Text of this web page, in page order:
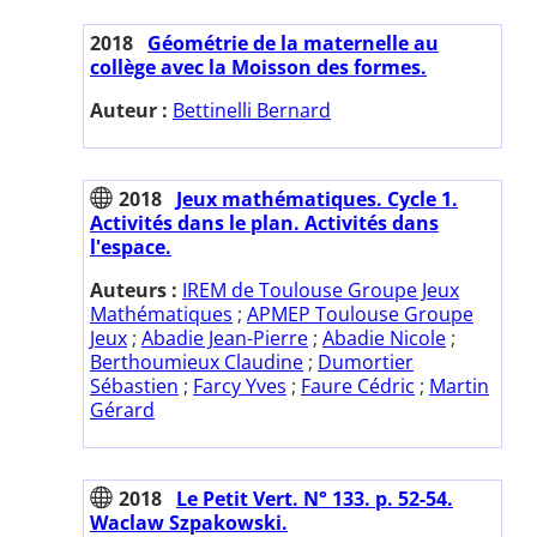
2018 Géométrie de la maternelle au
collège avec la Moisson des formes.
Auteur : Bettinelli Bernard
2018 Jeux mathématiques. Cycle 1.
Activités dans le plan. Activités dans
l'espace.
Auteurs : IREM de Toulouse Groupe Jeux
Mathématiques ; APMEP Toulouse Groupe
Jeux ; Abadie Jean-Pierre ; Abadie Nicole ;
Berthoumieux Claudine ; Dumortier
Sébastien ; Farcy Yves ; Faure Cédric ; Martin
Gérard
2018 Le Petit Vert. N° 133. p. 52-54.
Waclaw Szpakowski.